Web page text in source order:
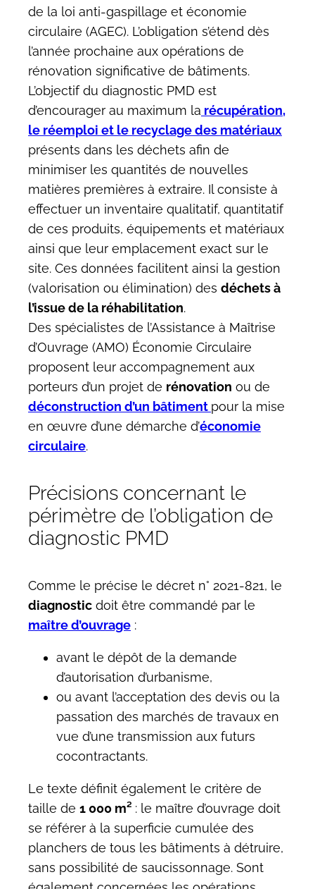
de la loi anti-gaspillage et économie
circulaire (AGEC). L’obligation s’étend dès
l’année prochaine aux opérations de
rénovation significative de bâtiments.
L’objectif du diagnostic PMD est
d’encourager au maximum la récupération,
le réemploi et le recyclage des matériaux
présents dans les déchets afin de
minimiser les quantités de nouvelles
matières premières à extraire. Il consiste à
effectuer un inventaire qualitatif, quantitatif
de ces produits, équipements et matériaux
ainsi que leur emplacement exact sur le
site. Ces données facilitent ainsi la gestion
(valorisation ou élimination) des déchets à
l’issue de la réhabilitation.
Des spécialistes de l’Assistance à Maîtrise
d’Ouvrage (AMO) Économie Circulaire
proposent leur accompagnement aux
porteurs d’un projet de rénovation ou de
déconstruction d’un bâtiment pour la mise
en œuvre d’une démarche d’économie
circulaire.
Précisions concernant le
périmètre de l’obligation de
diagnostic PMD
Comme le précise le décret n° 2021-821, le
diagnostic doit être commandé par le
maître d’ouvrage :
avant le dépôt de la demande
d’autorisation d’urbanisme,
ou avant l’acceptation des devis ou la
passation des marchés de travaux en
vue d’une transmission aux futurs
cocontractants.
Le texte définit également le critère de
taille de 1 000 m² : le maître d’ouvrage doit
se référer à la superficie cumulée des
planchers de tous les bâtiments à détruire,
sans possibilité de saucissonnage. Sont